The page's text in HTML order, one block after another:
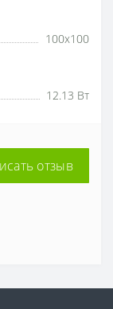
100x100
12.13 Вт
отзыв